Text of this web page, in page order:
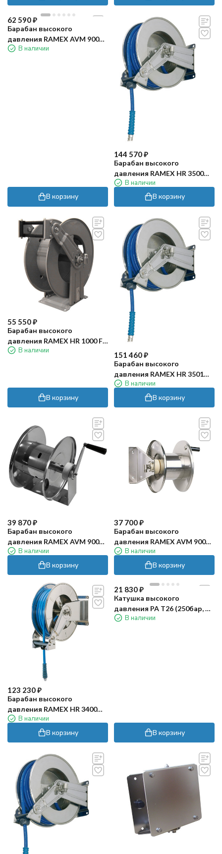
62 590₽
Барабан высокого
давления RAMEX AVM 9002
(200бар, 20м, нерж)
В наличии
В корзину
144 570₽
Барабан высокого
давления RAMEX HR 3500
(200бар, 35м, нерж)
В наличии
В корзину
55 550₽
Барабан высокого
давления RAMEX HR 1000 FE
(200бар, 15м, окраш)
В наличии
В корзину
151 460₽
Барабан высокого
давления RAMEX HR 3501
(100бар, 20м, нерж)
В наличии
В корзину
39 870₽
Барабан высокого
давления RAMEX AVM 9002
FE (200бар, 20м, окраш.)
В наличии
В корзину
37 700₽
Барабан высокого
давления RAMEX AVM 9000
FE (200бар, 20м, окраш.)
В наличии
В корзину
123 230₽
Барабан высокого
давления RAMEX HR 3400
(200бар, 25м, нерж.)
В наличии
В корзину
21 830₽
Катушка высокого
давления PA T26 (250бар, до
20м, пластик/латунь)
В наличии
В корзину